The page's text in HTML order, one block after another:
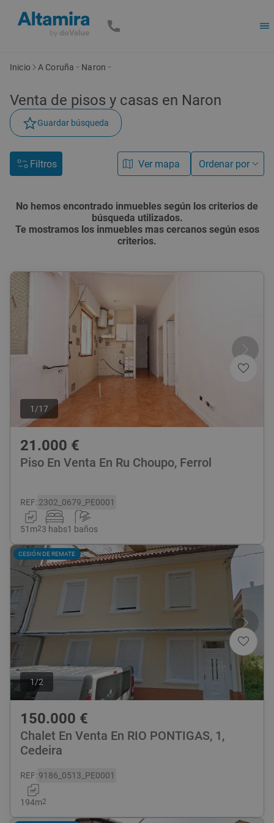
Inicio A Coruña Naron
Venta de pisos y casas en Naron
Guardar búsqueda
Filtros Ver mapa Ordenar por
No hemos encontrado inmuebles según los criterios de
búsqueda utilizados.
Te mostramos los inmuebles mas cercanos según esos
criterios.
1 /17
21.000 €
Piso En Venta En Ru Choupo, Ferrol
REF:2302_0679_PE0001
51 m23 habs1 baños
1/2
CESIÓN DE REMATE
150.000 €
Chalet En Venta En RIO PONTIGAS, 1,
Cedeira
REF:9186_0513_PE0001
194m2